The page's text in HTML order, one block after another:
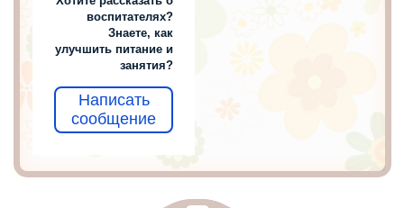
воспитателях?
Знаете, как
улучшить питание и
занятия?
Написать
сообщение